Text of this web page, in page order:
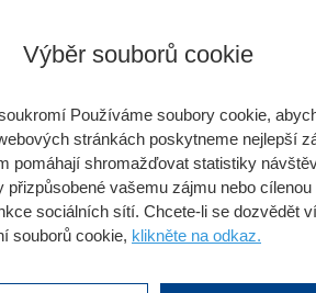
verzi funkcí a využijte výhod
Výběr souborů cookie
Používáme soubory cookie,
stránkách poskytneme nejlepší
pomáhají shromažďovat statistiky
přizpůsobené vašemu zájmu nebo cílenou
sociálních sítí. Chcete-li se dozvědět
souborů cookie, klikněte na odkaz.